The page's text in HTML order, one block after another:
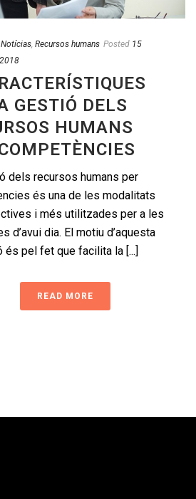
Notícias Recursos humans Posted 15
GESTIÓ DELS
HUMANS
dels recursos humans per
és una de les modalitats
i més utilitzades per a les
d’avui dia. El motiu d’aquesta
és pel fet que facilita la [...]
READ MORE